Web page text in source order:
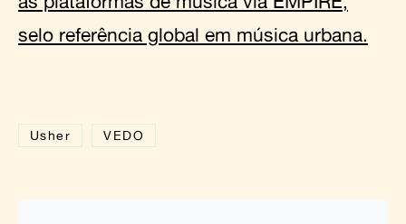
selo referência global em música urbana.
Usher VEDO